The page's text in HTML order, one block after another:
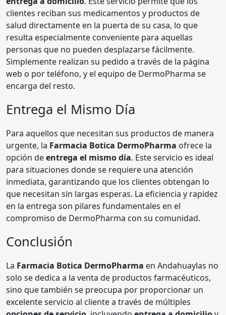
clientes reciban sus medicamentos y productos de
salud directamente en la puerta de su casa, lo que
resulta especialmente conveniente para aquellas
personas que no pueden desplazarse fácilmente.
Simplemente realizan su pedido a través de la página
web o por teléfono, y el equipo de DermoPharma se
encarga del resto.
Entrega el Mismo Día
Para aquellos que necesitan sus productos de manera
urgente, la Farmacia Botica DermoPharma ofrece la
opción deentrega el mismo día. Este servicio es ideal
para situaciones donde se requiere una atención
inmediata, garantizando que los clientes obtengan lo
que necesitan sin largas esperas. La eficiencia y rapidez
en la entrega son pilares fundamentales en el
compromiso de DermoPharma con su comunidad.
Conclusión
La Farmacia Botica DermoPharma en Andahuaylas no
solo se dedica a la venta de productos farmacéuticos,
sino que también se preocupa por proporcionar un
excelente servicio al cliente a través de múltiples